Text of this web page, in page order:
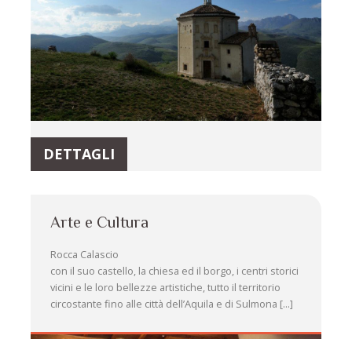
DETTAGLI
Arte e Cultura
Rocca Calascio
con il suo castello, la chiesa ed il borgo, i centri storici
vicini e le loro bellezze artistiche, tutto il territorio
circostante fino alle città dell’Aquila e di Sulmona [...]